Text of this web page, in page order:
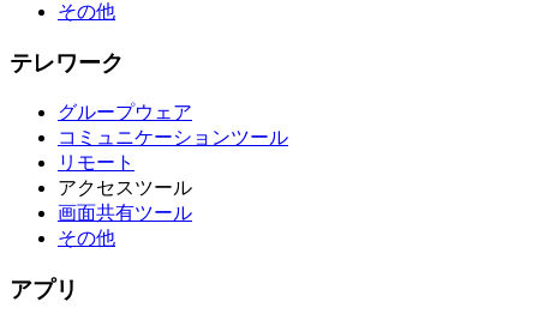
その他
テレワーク
グループウェア
コミュニケーションツール
リモート
アクセスツール
画面共有ツール
その他
アプリ